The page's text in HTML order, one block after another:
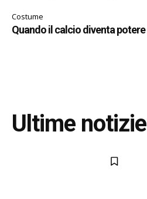
Costume
Quando il calcio diventa potere
Ultime notizie